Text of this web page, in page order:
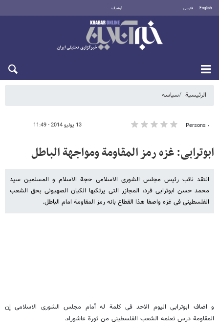
English فارسی أرشيف
الرئيسية سیاسه
٠ Persons 13 يوليو 2014 - 11:49
ابوترابی: غزه رمز المقاومة ومواجهة الباطل
انتقد نائب رئیس مجلس الشوری الاسلامی حجة الاسلام و المسلمین سید
محمد حسن ابوترابی فرد، المجازر التی یرتکبها الکیان الصهیونی بحق الشعب
الفلسطینی فی غزه واصفا هذا القطاع بانه رمز المقاومة امام الباطل.
و اضاف ابوترابی الیوم الاحد فی کلمة له أمام مجلس الشوری الاسلامی إن
المقاومة درس تعلمه الشعب الفلسطینی من ثورة عاشوراء.